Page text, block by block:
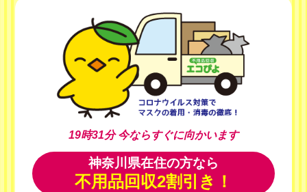
19時31分今ならすぐに向かいます
神奈川県在住の方なら
不用品回収2割引き！